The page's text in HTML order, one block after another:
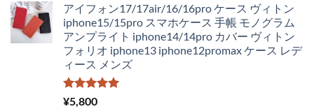
価
格
は
¥4,250
で
し
の
価
格
は
アイフォン17/17air/16/16pro ケース ヴィトン
iphone15/15pro スマホケース 手帳 モノグラム
アンプライト iphone14/14pro カバー ヴィトン
フォリオ iphone13 iphone12promax ケース レデ
ィース メンズ
5段階中
¥5,800